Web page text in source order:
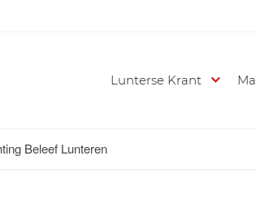
Lunterse Krant
Beleef Lunteren